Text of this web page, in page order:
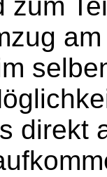
direkt